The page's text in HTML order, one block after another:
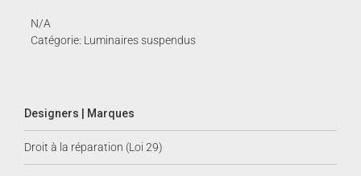
N/A
Catégorie: Luminaires suspendus
Designers | Marques
Droit à la réparation (Loi 29)